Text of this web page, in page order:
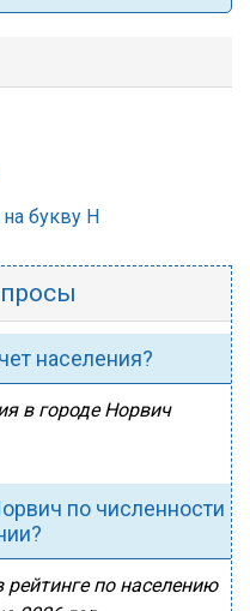
букву Н
населения?
в городе Норвич
по численности
по населению